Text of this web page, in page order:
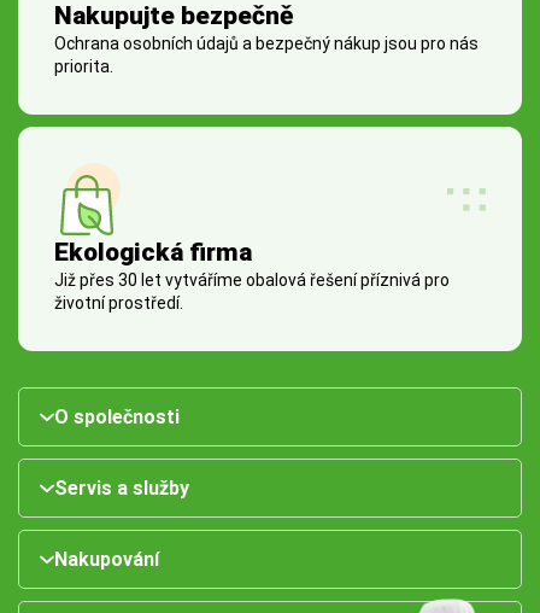
Nakupujte bezpečně
Ochrana osobních údajů a bezpečný nákup jsou pro nás
priorita.
Ekologická firma
Již přes 30 let vytváříme obalová řešení příznivá pro
životní prostředí.
O společnosti
Servis a služby
Nakupování